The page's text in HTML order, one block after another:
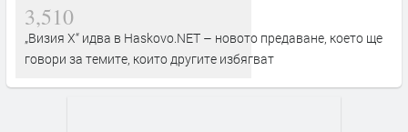
3,510
„Визия Х“ идва в Haskovo.NET – новото предаване, което ще
говори за темите, които другите избягват